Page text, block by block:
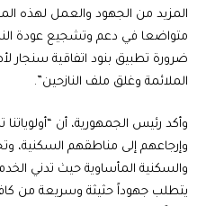
المزيد من الجهود والعمل لهذه
متواضعا في دعم وتشجيع عودة
ضرورة تطبيق بنود اتفاقية سنجار
الملائمة وغلق ملف النازحين”.
وأكد رئيس الجمهورية، أن
وإرجاعهم إلى مناطقهم السكنية،
والسكنية المأساوية حيث تدني
يتطلب جهوداً حثيثة وسريعة من